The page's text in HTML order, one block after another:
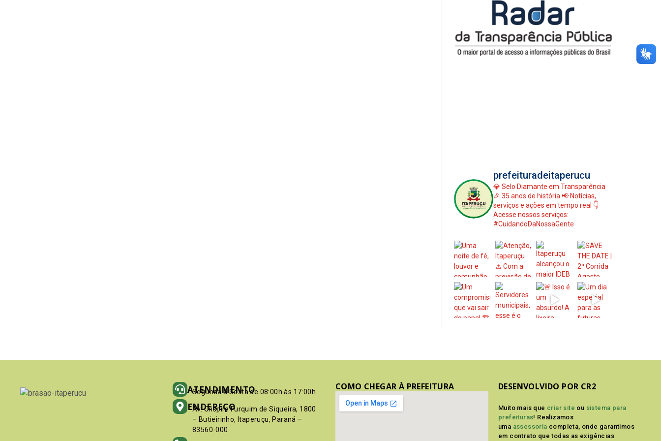
prefeituradeitaperucu
💎 Selo Diamante em Transparência
🎉 35 anos de história 📢 Notícias,
serviços e ações em tempo real 👇
Acesse nossos serviços:
#CuidandoDaNossaGente
ATENDIMENTO
Segunda à Sexta de 08:00h às 17:00h
ENDEREÇO
Av. Crispim Furquim de Siqueira, 1800
– Butieirinho, Itaperuçu, Paraná –
83560-000
COMO CHEGAR À PREFEITURA DESENVOLVIDO POR CR2
Muito mais que criar site ou sistema para
prefeituras! Realizamos
uma assessoria completa, onde garantimos
em contrato que todas as exigências